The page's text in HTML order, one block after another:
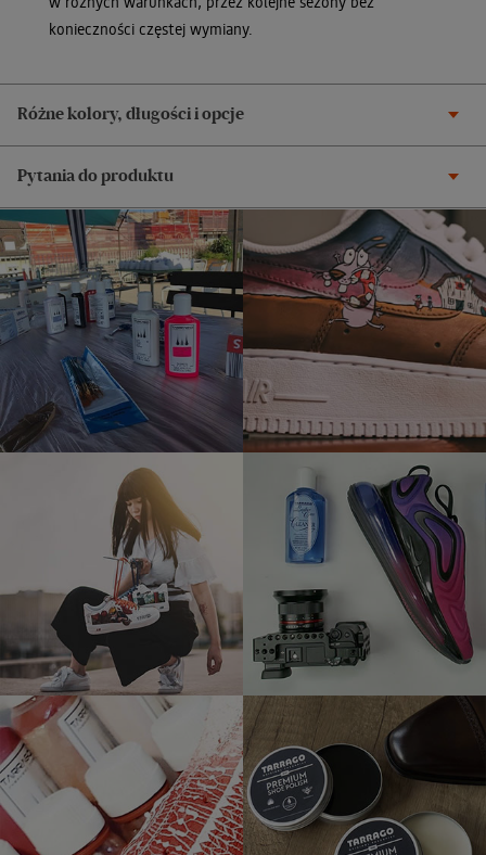
konieczności częstej wymiany.
Różne kolory, długości i opcje
Pytania do produktu